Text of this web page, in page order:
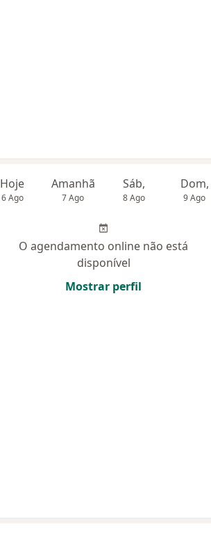
Hoje
6 Ago
Amanhã
7 Ago
Sáb,
8 Ago
Dom,
9 Ago
O agendamento online não está
disponível
Mostrar perfil